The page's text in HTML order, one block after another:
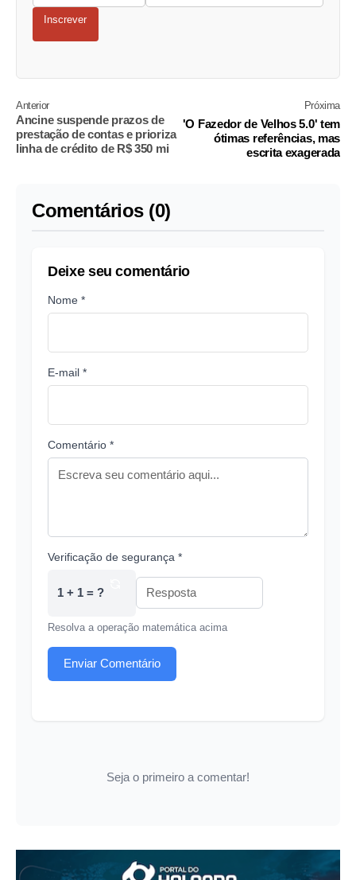
Inscrever
Anterior
Ancine suspende prazos de
prestação de contas e prioriza
linha de crédito de R$ 350 mi
Próxima
'O Fazedor de Velhos 5.0' tem
ótimas referências, mas
escrita exagerada
Comentários (0)
Deixe seu comentário
Nome *
E-mail *
Comentário *
Verificação de segurança *
1 + 1 = ?
Resolva a operação matemática acima
Enviar Comentário
Seja o primeiro a comentar!